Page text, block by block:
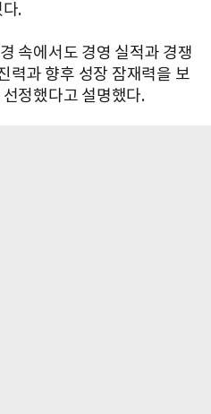
.
속에서도 경영 실적과 경쟁
력과 향후 성장 잠재력을 보
정했다고 설명했다.